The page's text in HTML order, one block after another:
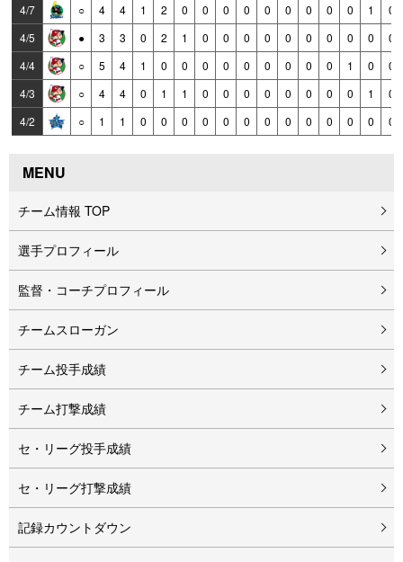
4/7
○ 4 4 1 2 0 0 0 0 0 0 0 0 0 1
0
4/5
● 3 3 0 2 1 0 0 0 0 0 0 0 0 0
0
4/4
○ 5 4 1 0 0 0 0 0 0 0 0 0 1 0
0
4/3
○ 4 4 0 1 1 0 0 0 0 0 0 0 0 1
0
4/2
○ 1 1 0 0 0 0 0 0 0 0 0 0 0 0 0
MENU
チーム情報 TOP
選手プロフィール
監督・コーチプロフィール
チームスローガン
チーム投手成績
チーム打撃成績
セ・リーグ投手成績
セ・リーグ打撃成績
記録カウントダウン